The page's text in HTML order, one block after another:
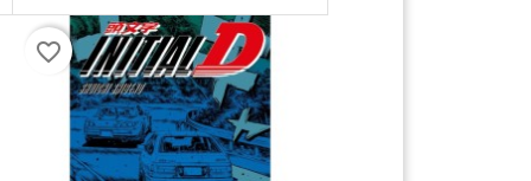
favorite_border